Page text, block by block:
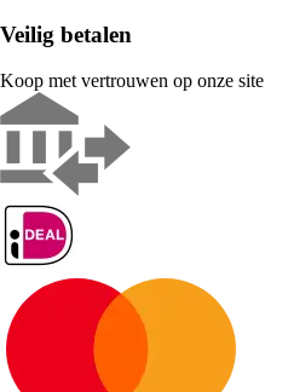
Veilig betalen
Koop met vertrouwen op onze site